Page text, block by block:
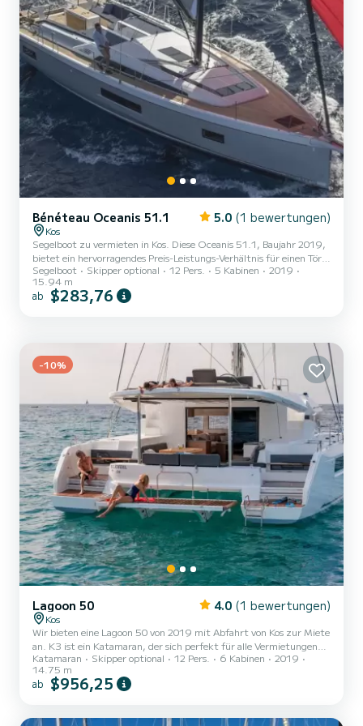
Bénéteau Oceanis 51.1 5.0 (1 bewertungen)
Kos
Segelboot zu vermieten in Kos. Diese Oceanis 51.1, Baujahr 2019,
bietet ein hervorragendes Preis-Leistungs-Verhältnis für einen Törn
von ein paar Tagen oder sogar ein paar Wochen. Das Segelboot ist
16 Meter lang und hat 80 PS. Die 5 Kabinen bieten Platz für 13
Passagiere während der Fahrt. Für Ihren Komfort verfügt SNIPE
folgende Ausstattung: Autopilot, Außenbordmotor...
Segelboot Skipper optional 12 Pers. 5 Kabinen
2019
15.94 m
ab $283,76
-10%
Lagoon 50 4.0 (1 bewertungen)
Kos
Wir bieten eine Lagoon 50 von 2019 mit Abfahrt von Kos zur Miete
an. K3 ist ein Katamaran, der sich perfekt für alle Vermietungen
eignet. Dieser Katamaran ist sehr angenehm zu handhaben für eine
Kreuzfahrt von einer Woche oder mehr. Sie werden eine
außergewöhnliche Kreuzfahrt auf diesem 15 Meter langen
Katamaran Skipper optional 12 Pers. 6 Kabinen
2019
14.75 m
ab $956,25